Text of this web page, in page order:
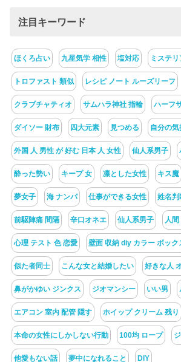
注目キーワード
ほくろ占い 九星気学 相性 塩対応 ミステリ
トロファスト 類似 レシピ ノート ルーズリーフ
クラブチャティオ サムハラ神社 指輪 ハーフ
ダイソー 財布 四大元素 見つめる 自分の気
外国 人 男性 が 好む 日本 人 女性 仙人系男子
酔った勢い キープ 女 凛とした女性 キス魔
夢女子 海 ナンパ 仕事ができる女性 姓名判
前駆陣痛 間隔 辛口オネエ 仙人系男子 人
心理 テスト 色 恋愛 壁面 収納 diy カラー ボック
似た者同士 こんな女と結婚したい 好きな人
鼻がかゆい ジンクス ジオマンシー いい男
エアコン 室内 配管 隠す ホイップ クリーム 残り
本命の女性にしかしない行動 100均 ロープ
他愛もない話 夢中になれること DIY